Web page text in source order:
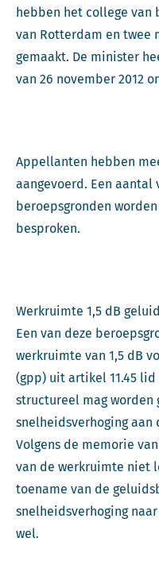
hebben het college van
van Rotterdam en twee
gemaakt. De minister
van 26 november 2012
Appellanten hebben
aangevoerd. Een
beroepsgronden
besproken.
Werkruimte 1,5 dB
Een van deze
werkruimte van 1,5 dB
(gpp) uit artikel 11.45
structureel mag
snelheidsverhoging aan
Volgens de memorie
van de werkruimte niet
toename van de
snelheidsverhoging
wel.